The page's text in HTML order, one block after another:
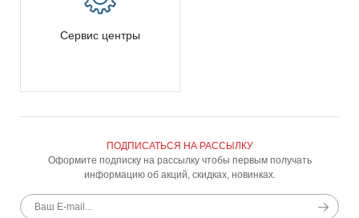
Сервис центры
ПОДПИСАТЬСЯ НА РАССЫЛКУ
Оформите подписку на рассылку чтобы первым получать
информацию об акций, скидках, новинках.